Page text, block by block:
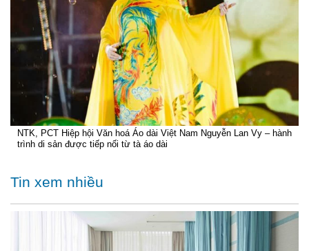
NTK, PCT Hiệp hội Văn hoá Áo dài Việt Nam Nguyễn Lan Vy – hành
trình di sản được tiếp nối từ tà áo dài
Tin xem nhiều